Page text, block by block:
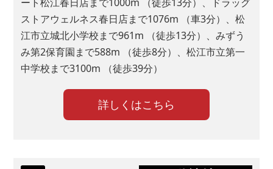
ストアウェルネス春日店まで1076m （車3分）、松
江市立城北小学校まで961m （徒歩13分）、みずう
み第2保育園まで588m （徒歩8分）、松江市立第一
中学校まで3100m （徒歩39分）
詳しくはこちら